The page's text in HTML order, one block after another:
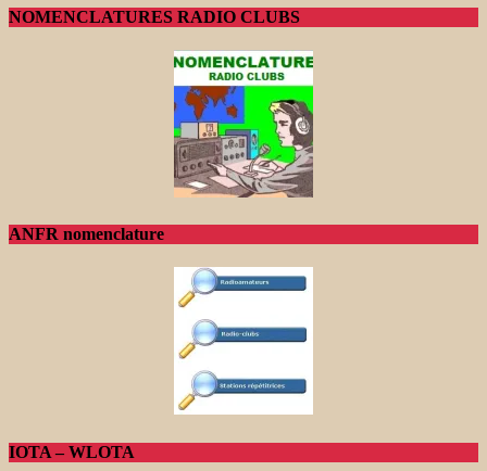
NOMENCLATURES RADIO CLUBS
ANFR nomenclature
IOTA – WLOTA